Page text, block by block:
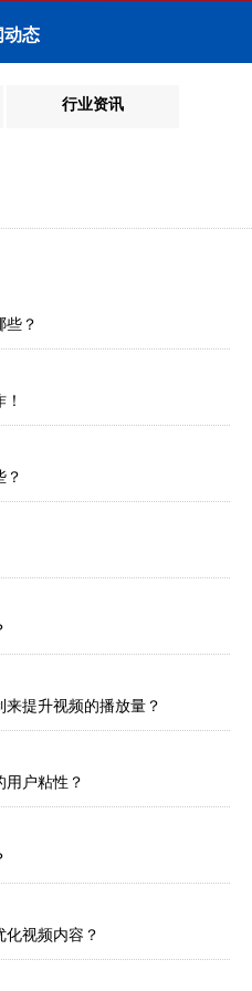
动态
行业资讯
些？
？
提升视频的播放量？
户粘性？
视频内容？